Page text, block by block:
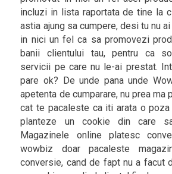
incluzi in lista raportata de tine la
astia ajung sa cumpere, desi tu nu
in nici un fel ca sa promovezi
banii clientului tau, pentru ca
servicii pe care nu le-ai prestat.
pare ok? De unde pana unde
apetenta de cumparare, nu prea ma
cat te pacaleste ca iti arata o
planteze un cookie din care
Magazinele online platesc
wowbiz doar pacaleste
conversie, cand de fapt nu a facut